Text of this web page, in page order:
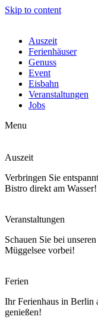
Skip to content
Auszeit
Ferienhäuser
Genuss
Event
Eisbahn
Veranstaltungen
Jobs
Menu
Auszeit
Verbringen Sie
Bistro direkt am Wasser!
Veranstaltungen
Schauen Sie bei
Müggelsee vorbei!
Ferien
Ihr Ferienhaus in Berlin
genießen!